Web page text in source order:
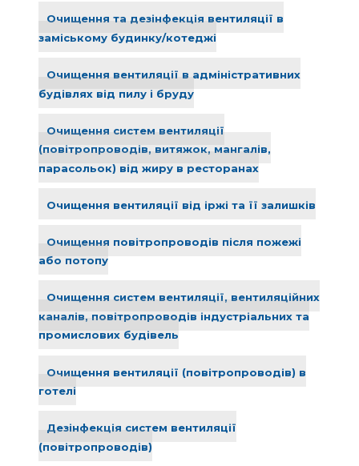
Очищення та дезінфекція вентиляції в
заміському будинку/котеджі
Очищення вентиляції в адміністративних
будівлях від пилу і бруду
Очищення систем вентиляції
(повітропроводів, витяжок, мангалів,
парасольок) від жиру в ресторанах
Очищення вентиляції від іржі та її залишків
Очищення повітропроводів після пожежі
або потопу
Очищення систем вентиляції, вентиляційних
каналів, повітропроводів індустріальних та
промислових будівель
Очищення вентиляції (повітропроводів) в
готелі
Дезінфекція систем вентиляції
(повітропроводів)